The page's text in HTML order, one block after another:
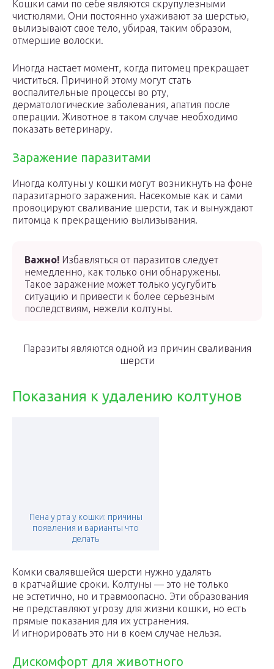
Кошки сами по себе являются скрупулезными
чистюлями. Они постоянно ухаживают за шерстью,
вылизывают свое тело, убирая, таким образом,
отмершие волоски.
Иногда настает момент, когда питомец прекращает
чиститься. Причиной этому могут стать
воспалительные процессы во рту,
дерматологические заболевания, апатия после
операции. Животное в таком случае необходимо
показать ветеринару.
Заражение паразитами
Иногда колтуны у кошки могут возникнуть на фоне
паразитарного заражения. Насекомые как и сами
провоцируют сваливание шерсти, так и вынуждают
питомца к прекращению вылизывания.
Важно! Избавляться от паразитов следует
немедленно, как только они обнаружены.
Такое заражение может только усугубить
ситуацию и привести к более серьезным
последствиям, нежели колтуны.
Паразиты являются одной из причин сваливания
шерсти
Показания к удалению колтунов
Пена у рта у кошки: причины
появления и варианты что
делать
Комки свалявшейся шерсти нужно удалять
в кратчайшие сроки. Колтуны — это не только
не эстетично, но и травмоопасно. Эти образования
не представляют угрозу для жизни кошки, но есть
прямые показания для их устранения.
И игнорировать это ни в коем случае нельзя.
Дискомфорт для животного